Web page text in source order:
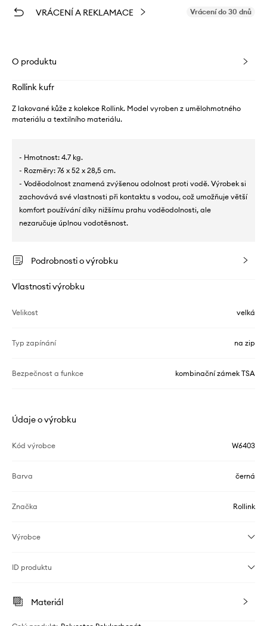
VRÁCENÍ A REKLAMACE Vrácení do 30 dnů
O produktu
Rollink kufr
Z lakované kůže z kolekce Rollink. Model vyroben z umělohmotného
materiálu a textilního materiálu.
- Hmotnost: 4.7 kg.
- Rozměry: 76 x 52 x 28,5 cm.
- Voděodolnost znamená zvýšenou odolnost proti vodě. Výrobek si
zachovává své vlastnosti při kontaktu s vodou, což umožňuje větší
komfort používání díky nižšímu prahu voděodolnosti, ale
nezaručuje úplnou vodotěsnost.
Podrobnosti o výrobku
Vlastnosti výrobku
Velikost velká
Typ zapínání na zip
Bezpečnost a funkce kombinační zámek TSA
Údaje o výrobku
Kód výrobce W6403
Barva černá
Značka Rollink
Výrobce
ID produktu
Materiál